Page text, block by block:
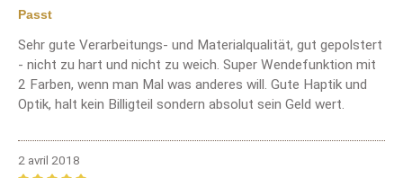
Review with rating of 5 out of 5 stars
Passt
Sehr gute Verarbeitungs- und Materialqualität, gut gepolstert
- nicht zu hart und nicht zu weich. Super Wendefunktion mit
2 Farben, wenn man Mal was anderes will. Gute Haptik und
Optik, halt kein Billigteil sondern absolut sein Geld wert.
2 avril 2018